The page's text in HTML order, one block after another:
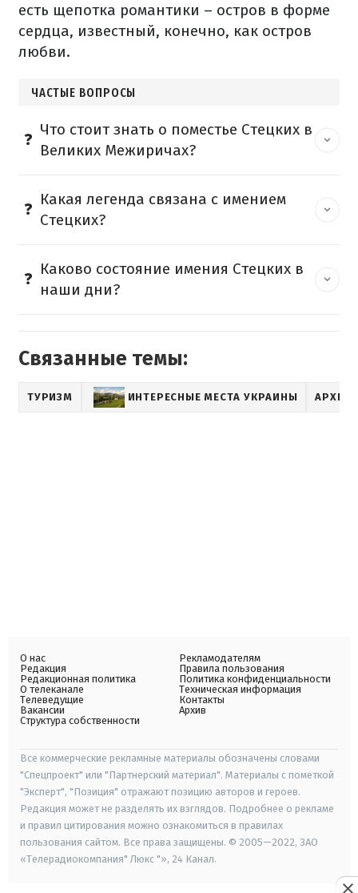
есть щепотка романтики – остров в форме
сердца, известный, конечно, как остров
любви.
ЧАСТЫЕ ВОПРОСЫ
Что стоит знать о поместье Стецких в
Великих Межиричах?
Какая легенда связана с имением
Стецких?
Каково состояние имения Стецких в
наши дни?
Связанные темы:
ТУРИЗМ ИНТЕРЕСНЫЕ МЕСТА УКРАИНЫ
О нас
Редакция
Редакционная политика
О телеканале
Телеведущие
Вакансии
Структура собственности
Рекламодателям
Правила пользования
Политика конфиденциальности
Техническая информация
Контакты
Архив
Все коммерческие рекламные материалы обозначены словами
"Спецпроект" или "Партнерский материал". Материалы с пометкой
"Эксперт", "Позиция" отражают позицию авторов и героев.
Редакция может не разделять их взглядов. Подробнее о рекламе
и правил цитирования можно ознакомиться в правилах
пользования сайтом. Все права защищены. © 2005—2022, ЗАО
«Телерадиокомпания" Люкс "», 24 Канал.